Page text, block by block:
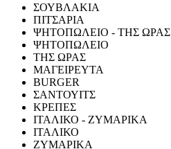
ΣΟΥΒΛΑΚΙΑ
ΠΙΤΣΑΡΙΑ
ΨΗΤΟΠΩΛΕΙΟ - ΤΗΣ ΩΡΑΣ
ΨΗΤΟΠΩΛΕΙΟ
ΤΗΣ ΩΡΑΣ
ΜΑΓΕΙΡΕΥΤΑ
BURGER
ΣΑΝΤΟΥΙΤΣ
ΚΡΕΠΕΣ
ΙΤΑΛΙΚΟ - ΖΥΜΑΡΙΚΑ
ΙΤΑΛΙΚΟ
ΖΥΜΑΡΙΚΑ